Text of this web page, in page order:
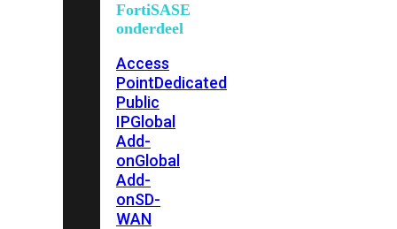
FortiSASE
onderdeel
Access
PointDedicated
Public
IPGlobal
Add-
onGlobal
Add-
onSD-
WAN